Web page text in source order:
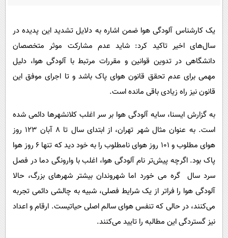
فناوری
گوناگون
حوادث
محیط زیست
فرهنگی
اجتماعی
حیات وحش
سیاست خارجی
آشپزی
دانلود
یک کارشناس آلودگی هوا ضمن اشاره به دلایل تشدید این پدیده در
سال‌های اخیر تاکید کرد: شاید عدم مشارکت موثر متخصصان
دانشگاهی در تدوین قوانین و مقررات مرتبط با آلودگی هوا، دلیل
مهمی برای عدم تحقق قانون هوای پاک باشد و تا اجرای موفق این
قانون نیز راه زیادی باقی مانده است.
به گزارش ایسنا، سایه آلودگی هوا بر سر اغلب کلانشهرها دائمی شده
است. به عنوان مثال شهر تهران، از ابتدای سال تا ۸ آبان ۱۲۳ روز
هوای مطلوب و ۱۰۱ روز هوای نامطلوب را به خود دید که تنها ۶ روز هوا
پاک بود. اگرچه پیش‌تر نام آلودگی هوا، اغلب با وارونگی دما در فصل
سرد سال گره می خورد اما شهروندان بیشتر شهرهای بزرگ، حالا
آلودگی هوا را فراتر از یک شرایط فصلی، شبیه به چالشی دائمی تجربه
می‌کنند، در حالی که تنفس هوای سالم اصلی حیاتیست. ارقام و اعداد
نیز گستردگی این مطالبه را تایید می‌کنند.